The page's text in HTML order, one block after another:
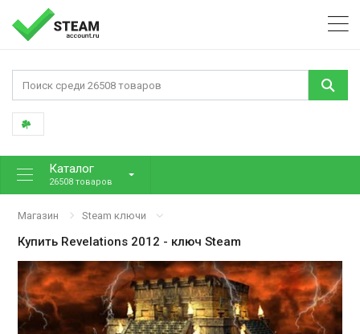
Каталог
26508 товаров
Магазин Steam ключи
Купить Revelations 2012 - ключ Steam